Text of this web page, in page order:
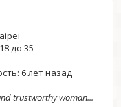
до 35
6 лет назад
trustworthy woman...